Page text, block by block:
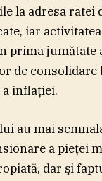
la adresa ratei
iar
prima jumătate
de consolidare
inflaţiei.
au mai
a pieţei
dar şi